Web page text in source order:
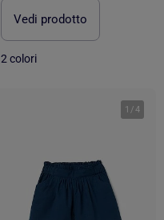
Vedi prodotto
2 colori
1 /4